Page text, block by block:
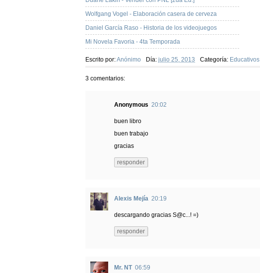
Wolfgang Vogel - Elaboración casera de cerveza
Daniel García Raso - Historia de los videojuegos
Mi Novela Favoria - 4ta Temporada
Escrito por:Anónimo Día: julio 25, 2013 Categoría: Educativos
3 comentarios:
Anonymous 20:02
buen libro
buen trabajo
gracias
responder
Alexis Mejía 20:19
descargando gracias S@c...! =)
responder
Mr. NT 06:59